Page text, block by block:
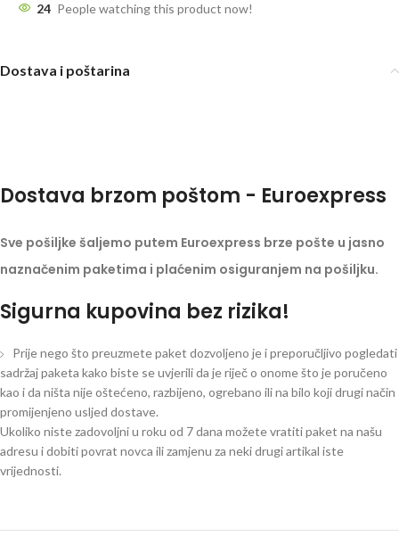
24 People watching this product now!
Dostava i poštarina
Dostava brzom poštom - Euroexpress
Sve pošiljke šaljemo putem Euroexpress brze pošte u jasno
naznačenim paketima i plaćenim osiguranjem na pošiljku.
Sigurna kupovina bez rizika!
Prije nego što preuzmete paket dozvoljeno je i preporučljivo pogledati
sadržaj paketa kako biste se uvjerili da je riječ o onome što je poručeno
kao i da ništa nije oštećeno, razbijeno, ogrebano ili na bilo koji drugi način
promijenjeno usljed dostave.
Ukoliko niste zadovoljni u roku od 7 dana možete vratiti paket na našu
adresu i dobiti povrat novca ili zamjenu za neki drugi artikal iste
vrijednosti.